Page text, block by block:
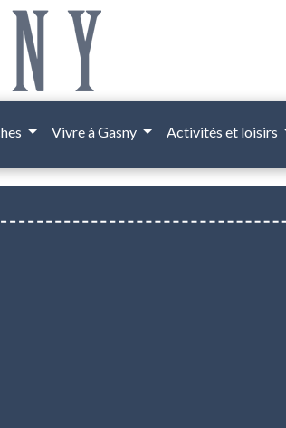
Vivre à Gasny Activités et loisirs